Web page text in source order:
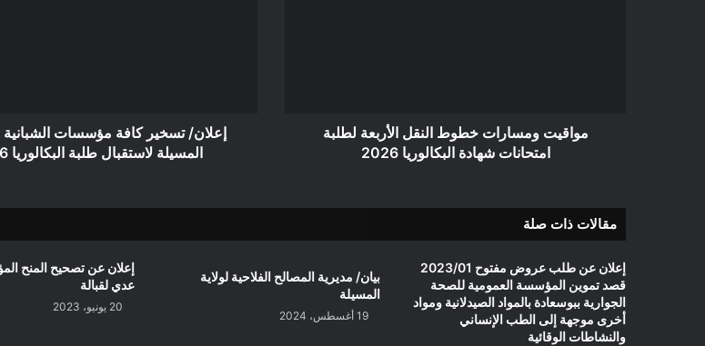
مواقيت ومسارات خطوط النقل الأربعة لطلبة
امتحانات شهادة البكالوريا 2026
إعلان/ تسخير كافة مؤسسات الشبانية
المسيلة لاستقبال طلبة البكالوريا 2026
مقالات ذات صلة
إعلان عن طلب عروض مفتوح 2023/01
قصد تموين المؤسسة العمومية للصحة
الجوارية ببوسعادة بالمواد الصيدلانية ومواد
أخرى موجهة إلى الطب الإنساني
والنشاطات الوقائية
بيان/ مديرية المصالح الفلاحية لولاية
المسيلة
19 أغسطس، 2024
إعلان عن تصحيح المنح
عدي لقبالة
20 يونيو، 2023